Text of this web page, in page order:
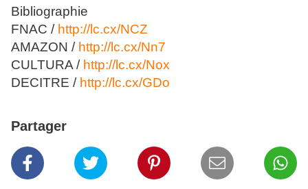
Bibliographie
FNAC / http://lc.cx/NCZ
AMAZON / http://lc.cx/Nn7
CULTURA / http://lc.cx/Nox
DECITRE / http://lc.cx/GDo
Partager